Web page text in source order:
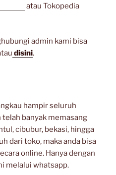
atau Tokopedia
admin kami bisa
disini.
hampir seluruh
telah banyak memasang
cibubur, bekasi, hingga
dari toko, maka anda bisa
online. Hanya dengan
melalui whatsapp.